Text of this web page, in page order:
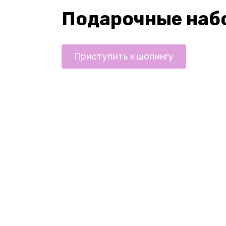
Подарочные
Приступить к шопингу